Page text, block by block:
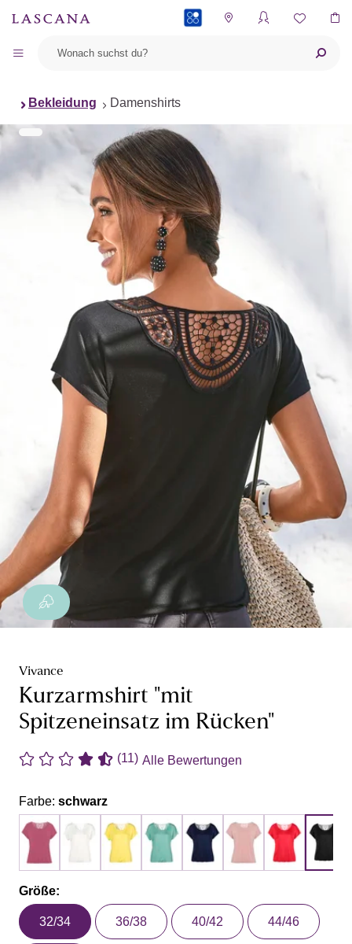
Bekleidung Damenshirts
Vivance
Kurzarmshirt "mit
Spitzeneinsatz im Rücken"
(11) Alle Bewertungen
Farbe: schwarz
Größe:
32/34 36/38 40/42 44/46